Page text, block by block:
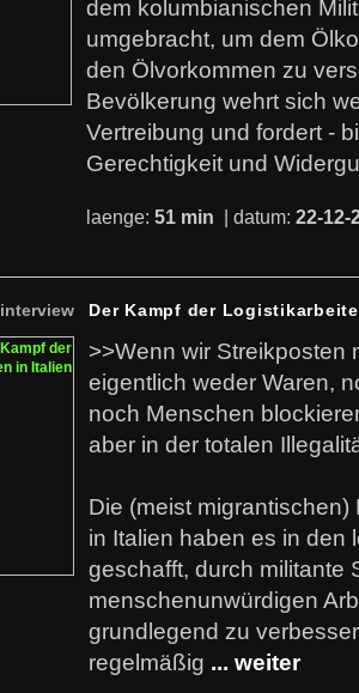
dem kolumbianischen
umgebracht, um dem
den Ölvorkommen zu
Bevölkerung wehrt sich
Vertreibung und fordert -
Gerechtigkeit und
laenge: 51 min | datum: 22-12-
interview Der Kampf der
>>Wenn wir Streikposten
eigentlich weder Waren,
noch Menschen
aber in der totalen
Die (meist
in Italien haben es in den
geschafft, durch militante
menschenunwürdigen
grundlegend zu
regelmäßig ... weiter